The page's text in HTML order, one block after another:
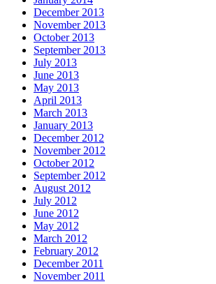
December 2013
November 2013
October 2013
September 2013
July 2013
June 2013
May 2013
April 2013
March 2013
January 2013
December 2012
November 2012
October 2012
September 2012
August 2012
July 2012
June 2012
May 2012
March 2012
February 2012
December 2011
November 2011